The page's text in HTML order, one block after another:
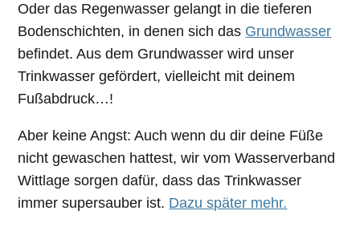
Oder das Regenwasser gelangt in die tieferen
Bodenschichten, in denen sich das Grundwasser
befindet. Aus dem Grundwasser wird unser
Trinkwasser gefördert, vielleicht mit deinem
Fußabdruck…!
Aber keine Angst: Auch wenn du dir deine Füße
nicht gewaschen hattest, wir vom Wasserverband
Wittlage sorgen dafür, dass das Trinkwasser
immer supersauber ist. Dazu später mehr.